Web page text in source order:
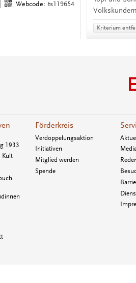
Webcode: ts119654
Kriterium
1933
Kult
Förderkreis
Verdoppelungsaktion
Initiativen
Mitglied werden
Spende